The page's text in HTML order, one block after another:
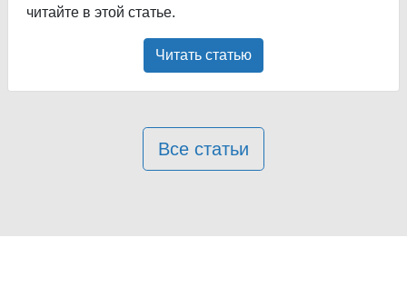
читайте в этой статье.
Читать статью
Все статьи